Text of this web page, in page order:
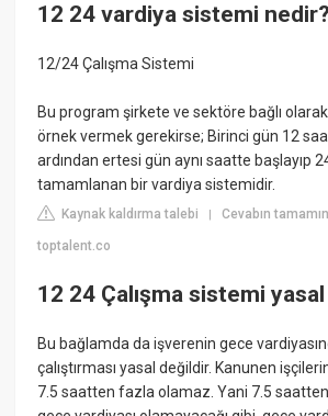
12 24 vardiya sistemi nedir?
12/24 Çalışma Sistemi
Bu program şirkete ve sektöre bağlı
örnek vermek gerekirse; Birinci gün 12
ardından ertesi gün aynı saatte başlayıp
tamamlanan bir vardiya sistemidir.
Kaynak kaldırma talebi |Cevabın
toptalent.co
12 24 Çalışma sistemi yasal
Bu bağlamda da işverenin gece
çalıştırması yasal değildir. Kanunen
7.5 saatten fazla olamaz. Yani 7.5